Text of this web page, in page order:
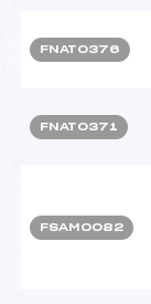
FNAT0376
FNAT0371
FSAM0082